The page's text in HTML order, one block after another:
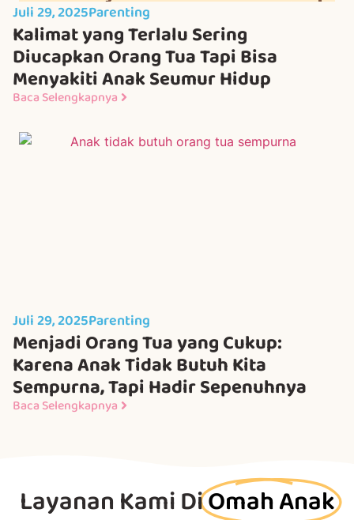
Juli 29, 2025Parenting
Kalimat yang Terlalu Sering
Diucapkan Orang Tua Tapi Bisa
Menyakiti Anak Seumur Hidup
Baca Selengkapnya
Juli 29, 2025Parenting
Menjadi Orang Tua yang Cukup:
Karena Anak Tidak Butuh Kita
Sempurna, Tapi Hadir Sepenuhnya
Baca Selengkapnya
Layanan Kami DiOmah Anak